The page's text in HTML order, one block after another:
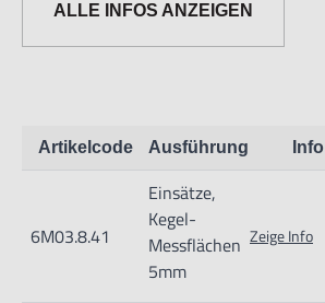
Lochabstände.
ALLE INFOS ANZEIGEN
Artikelcode Ausführung Info
6M03.8.41
Einsätze,
Kegel-
Messflächen
5mm
Zeige Info